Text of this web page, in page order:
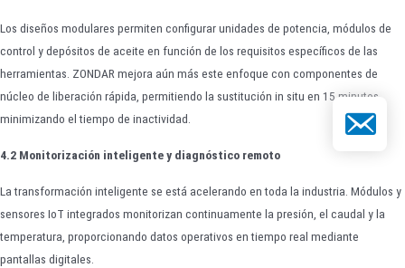
Los diseños modulares permiten configurar unidades de potencia, módulos de
control y depósitos de aceite en función de los requisitos específicos de las
herramientas. ZONDAR mejora aún más este enfoque con componentes de
núcleo de liberación rápida, permitiendo la sustitución in situ en 15 minutos,
minimizando el tiempo de inactividad.
4.2 Monitorización inteligente y diagnóstico remoto
La transformación inteligente se está acelerando en toda la industria. Módulos y
sensores IoT integrados monitorizan continuamente la presión, el caudal y la
temperatura, proporcionando datos operativos en tiempo real mediante
pantallas digitales.
Correo